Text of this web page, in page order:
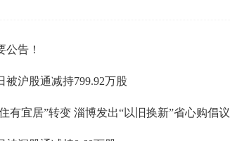
公告！
被沪股通减持799.92万股
有宜居”转变 淄博发出“以旧换新”省心购倡议